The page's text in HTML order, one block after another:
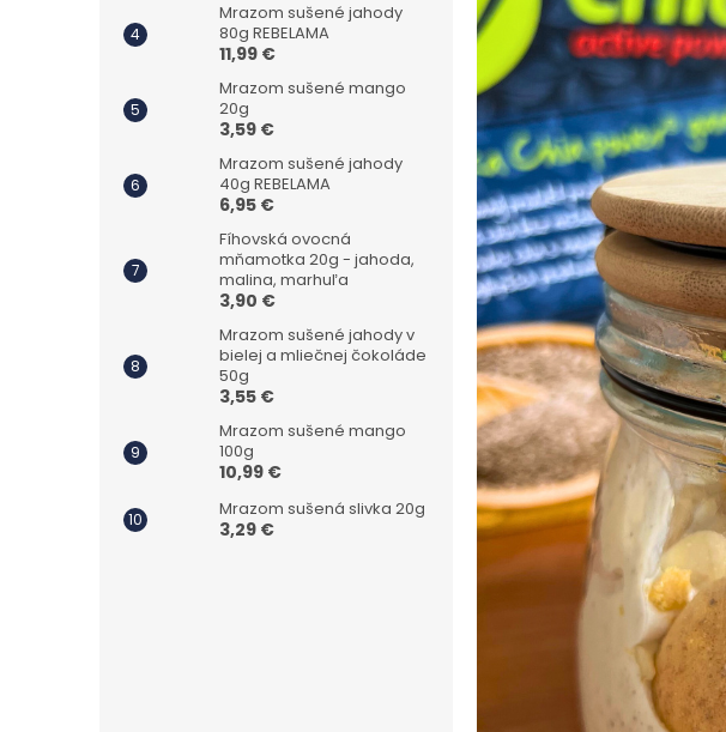
Mrazom sušené jahody
80g REBELAMA
11,99 €
Mrazom sušené mango
20g
3,59 €
Mrazom sušené jahody
40g REBELAMA
6,95 €
Fíhovská ovocná
mňamotka 20g - jahoda,
malina, marhuľa
3,90 €
Mrazom sušené jahody v
bielej a mliečnej čokoláde
50g
3,55 €
Mrazom sušené mango
100g
10,99 €
Mrazom sušená slivka 20g
3,29 €